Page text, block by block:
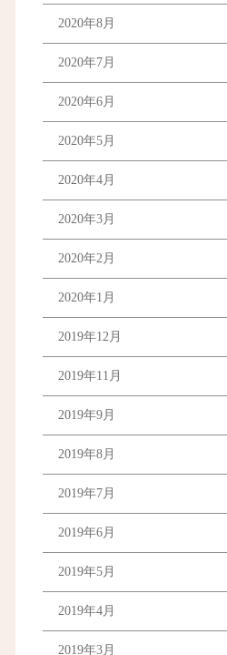
2020年8月
2020年7月
2020年6月
2020年5月
2020年4月
2020年3月
2020年2月
2020年1月
2019年12月
2019年11月
2019年9月
2019年8月
2019年7月
2019年6月
2019年5月
2019年4月
2019年3月